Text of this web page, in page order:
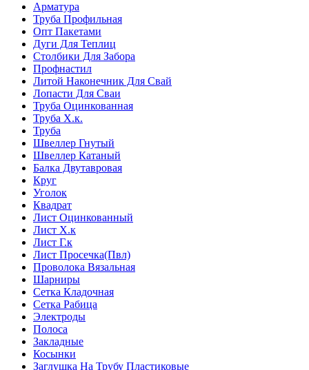
Арматура
Труба Профильная
Опт Пакетами
Дуги Для Теплиц
Столбики Для Забора
Профнастил
Литой Наконечник Для Свай
Лопасти Для Сваи
Труба Оцинкованная
Труба Х.к.
Труба
Швеллер Гнутый
Швеллер Катаный
Балка Двутавровая
Круг
Уголок
Квадрат
Лист Оцинкованный
Лист Х.к
Лист Г.к
Лист Просечка(Пвл)
Проволока Вязальная
Шарниры
Сетка Кладочная
Сетка Рабица
Электроды
Полоса
Закладные
Косынки
Заглушка На Трубу Пластиковые